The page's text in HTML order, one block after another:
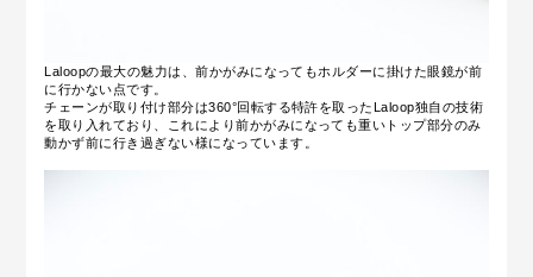
Laloopの最大の魅力は、前かがみになってもホルダーに掛けた眼鏡が前
に行かない点です。
チェーンが取り付け部分は360°回転する特許を取ったLaloop独自の技術
を取り入れており、これにより前かがみになっても重いトップ部分のみ
動かず前に行き過ぎない様になっています。